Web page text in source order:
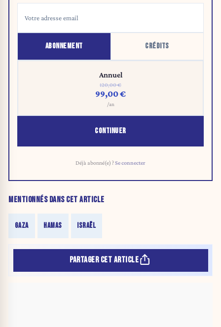
ABONNEMENT CRÉDITS
Annuel
120,00 €
99,00 €
/an
CONTINUER
Déjà abonné(e) ?Se connecter
MENTIONNÉS DANS CET ARTICLE
GAZA HAMAS ISRAËL
PARTAGER CET ARTICLE